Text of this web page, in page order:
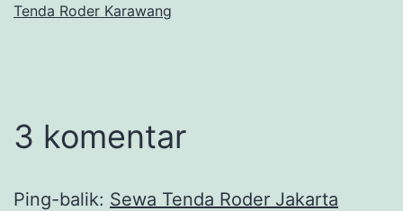
Tenda Roder Karawang
3 komentar
Ping-balik: Sewa Tenda Roder Jakarta